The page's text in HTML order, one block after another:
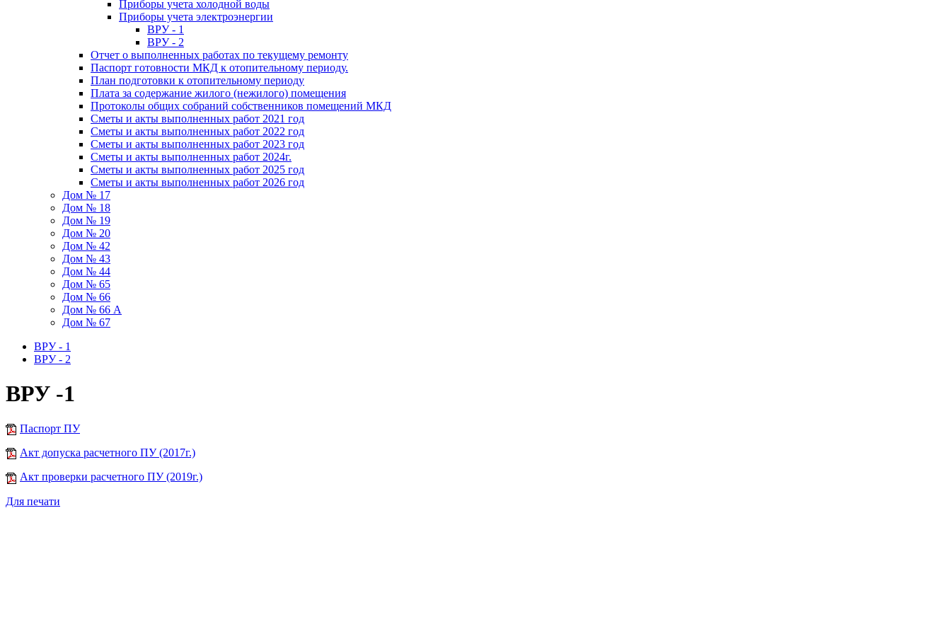
Приборы учета холодной воды
Приборы учета электроэнергии
ВРУ - 1
ВРУ - 2
Отчет о выполненных работах по текущему ремонту
Паспорт готовности МКД к отопительному периоду.
План подготовки к отопительному периоду
Плата за содержание жилого (нежилого) помещения
Протоколы общих собраний собственников помещений МКД
Сметы и акты выполненных работ 2021 год
Сметы и акты выполненных работ 2022 год
Сметы и акты выполненных работ 2023 год
Сметы и акты выполненных работ 2024г.
Сметы и акты выполненных работ 2025 год
Сметы и акты выполненных работ 2026 год
Дом № 17
Дом № 18
Дом № 19
Дом № 20
Дом № 42
Дом № 43
Дом № 44
Дом № 65
Дом № 66
Дом № 66 А
Дом № 67
ВРУ - 1
ВРУ - 2
ВРУ -1
Паспорт ПУ
Акт допуска расчетного ПУ (2017г.)
Акт проверки расчетного ПУ (2019г.)
Для печати